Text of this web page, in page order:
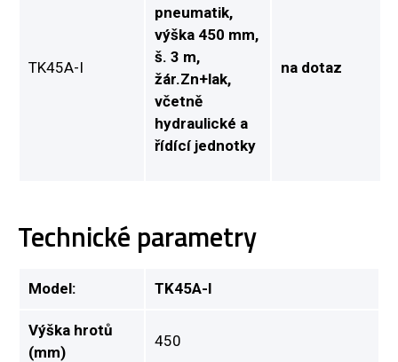
TK45A-I
pneumatik,
výška 450 mm,
š. 3 m,
žár.Zn+lak,
včetně
hydraulické a
řídící jednotky
na dotaz
Technické parametry
Model: TK45A-I
Výška hrotů
(mm)
450